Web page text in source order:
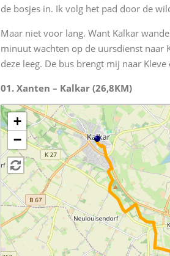
de bosjes in. Ik volg het pad door de
Maar niet voor lang. Want Kalkar
minuut wachten op de uursdienst naar
deze leeg. De bus brengt mij naar
01. Xanten – Kalkar (26,8KM)
+
−